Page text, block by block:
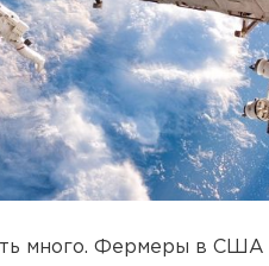
много. Фермеры в США